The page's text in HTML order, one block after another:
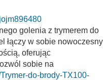
golenia z trymerem do
łączy w sobie nowoczesny
oferując
sobie na
do-brody-TX100-